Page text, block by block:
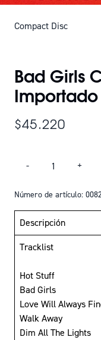
Compact Disc
Bad Girls
Importado
$45.220
- +
Número de artículo:
Descripción
Tracklist
Hot Stuff
Bad Girls
Love Will Always
Walk Away
Dim All The Lights